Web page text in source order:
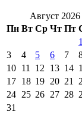
Август 2026
Пн Вт Ср Чт Пт
1
3
4 5 6 7
10 11 12 13 14
17 18 19 20 21
24 25 26 27 28
31